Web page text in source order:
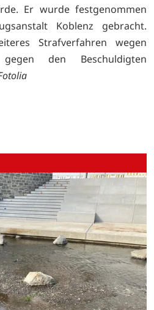
Er wurde festgenommen
Koblenz gebracht.
Strafverfahren wegen
den Beschuldigten